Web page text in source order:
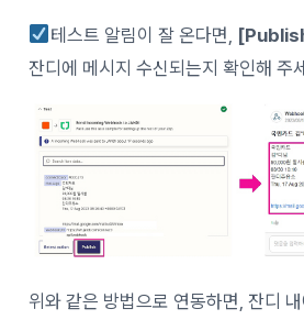
테스트 알림이 잘 온다면,
잔디에 메시지 수신되는지 확인해 주
위와 같은 방법으로 연동하면, 잔디